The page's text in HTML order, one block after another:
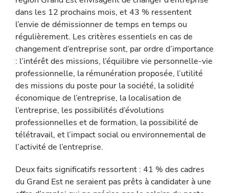
dans les 12 prochains mois, et 43 % ressentent
l’envie de démissionner de temps en temps ou
régulièrement. Les critères essentiels en cas de
changement d’entreprise sont, par ordre d’importance
: l’intérêt des missions, l’équilibre vie personnelle-vie
professionnelle, la rémunération proposée, l’utilité
des missions du poste pour la société, la so­lidité
économique de l’entreprise, la localisation de
l’entreprise, les possibilités d’évolutions
professionnelles et de formation, la possibilité de
télétravail, et l’impact social ou environnemental de
l’activité de l’entreprise.
Deux faits significatifs ressortent : 41 % des cadres
du Grand Est ne seraient pas prêts à candidater à une